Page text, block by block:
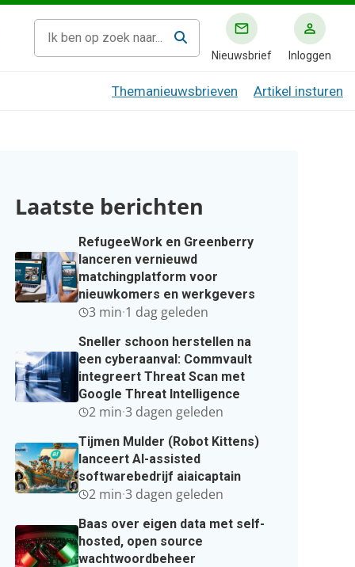
Nieuwsbrief Inloggen
Themanieuwsbrieven Artikel insturen
Laatste berichten
RefugeeWork en Greenberry
lanceren vernieuwd
matchingplatform voor
nieuwkomers en werkgevers
3 min·1 dag geleden
Sneller schoon herstellen na
een cyberaanval: Commvault
integreert Threat Scan met
Google Threat Intelligence
2 min·3 dagen geleden
Tijmen Mulder (Robot Kittens)
lanceert AI-assisted
softwarebedrijf aiaicaptain
2 min·3 dagen geleden
Baas over eigen data met self-
hosted, open source
wachtwoordbeheer